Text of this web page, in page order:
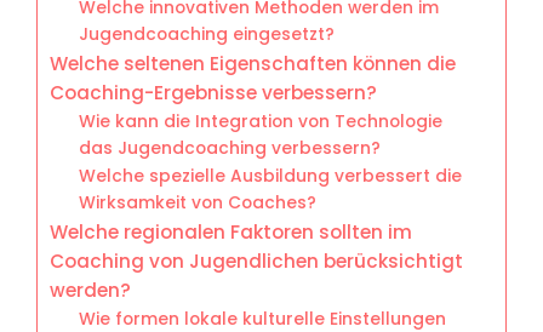
Welche innovativen Methoden werden im
Jugendcoaching eingesetzt?
Welche seltenen Eigenschaften können die
Coaching-Ergebnisse verbessern?
Wie kann die Integration von Technologie
das Jugendcoaching verbessern?
Welche spezielle Ausbildung verbessert die
Wirksamkeit von Coaches?
Welche regionalen Faktoren sollten im
Coaching von Jugendlichen berücksichtigt
werden?
Wie formen lokale kulturelle Einstellungen